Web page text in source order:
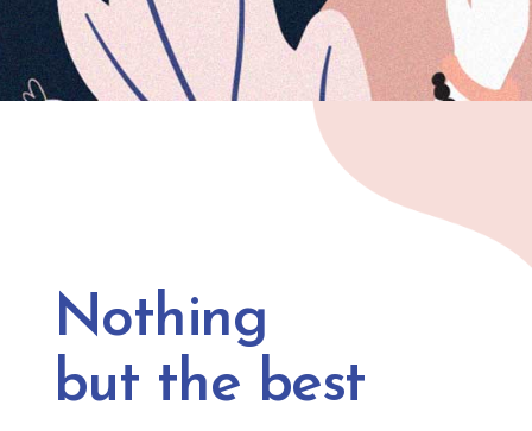
Nothing
but the best